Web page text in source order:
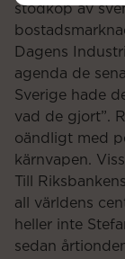
stödköp av
Dagens
agenda de
Sverige hade
vad de gjort”.
oändligt med
kärnvapen.
Till
all världens
heller inte
sedan